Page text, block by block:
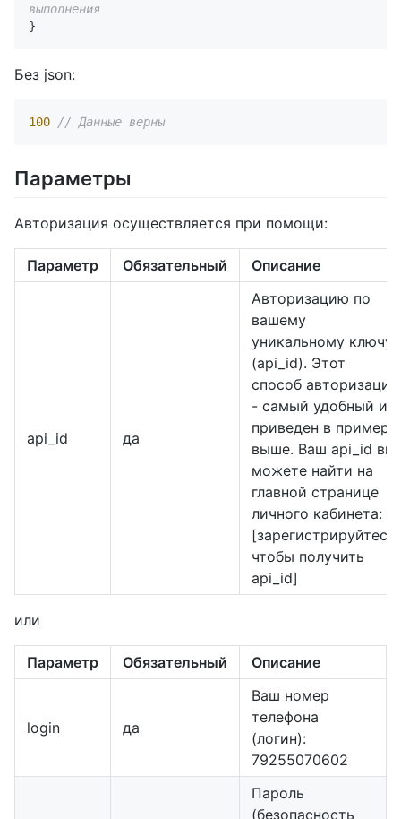
выполнения
}
Без json:
100 // Данные верны
Параметры
Авторизация осуществляется при помощи:
Параметр Обязательный Описание
api_id да
Авторизацию по
вашему
уникальному ключу
(api_id). Этот
способ авторизации
- самый удобный и
приведен в примере
выше. Ваш api_id вы
можете найти на
главной странице
личного кабинета:
[зарегистрируйтесь,
чтобы получить
api_id]
или
Параметр Обязательный Описание
login да
Ваш номер
телефона
(логин):
79255070602
Пароль
(безопасность